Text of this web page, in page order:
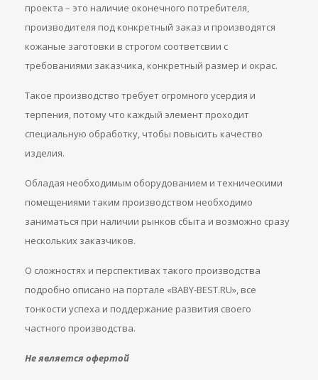
проекта – это наличие оконечного потребителя,
производителя под конкретный заказ и производятся
кожаные заготовки в строгом соответсвии с
требованиями заказчика, конкретный размер и окрас.
Такое производство требует огромного усердия и
терпения, потому что каждый элемент проходит
специальную обработку, чтобы повысить качество
изделия.
Обладая необходимым оборудованием и техническими
помещениями таким производством необходимо
заниматься при наличии рынков сбыта и возможно сразу
нескольких заказчиков.
О сложностях и перспективах такого производства
подробно описано на портале «BABY-BEST.RU», все
тонкости успеха и поддержание развития своего
частного производства.
Не является офертой